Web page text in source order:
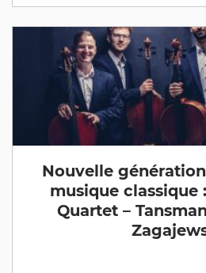
Nouvelle
musique classique
Quartet –